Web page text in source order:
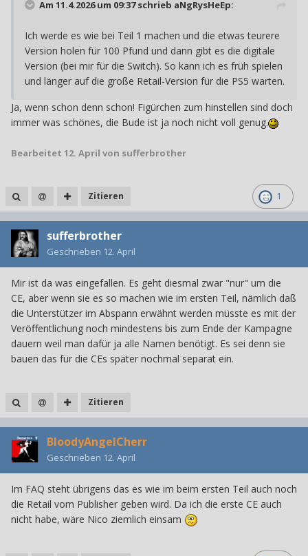
Am 11.4.2026 um 09:37 schrieb aNgRysHeEp:
Ich werde es wie bei Teil 1 machen und die etwas teurere
Version holen für 100 Pfund und dann gibt es die digitale
Version (bei mir für die Switch). So kann ich es früh spielen
und länger auf die große Retail-Version für die PS5 warten.
Ja, wenn schon denn schon! Figürchen zum hinstellen sind doch
immer was schönes, die Bude ist ja noch nicht voll genug.
Bearbeitet 12. April von sufferbrother
1
Zitieren
sufferbrother
Geschrieben 12. April
Mir ist da was eingefallen. Es geht diesmal zwar "nur" um die
CE, aber wenn sie es so machen wie im ersten Teil, nämlich daß
die Unterstützer im Abspann erwähnt werden müsste es mit der
Veröffentlichung noch mindestens bis zum Ende der Kampagne
dauern weil man dafür ja alle Namen benötigt. Es sei denn sie
bauen das für die CEs später nochmal separat ein.
Zitieren
BloodyAngelCherr
Geschrieben 12. April
Im FAQ steht übrigens das es wie im beim ersten Teil auch noch
die Retail vom Publisher geben wird. Da ich die erste CE auch
nicht habe, wäre Nico ziemlich einsam